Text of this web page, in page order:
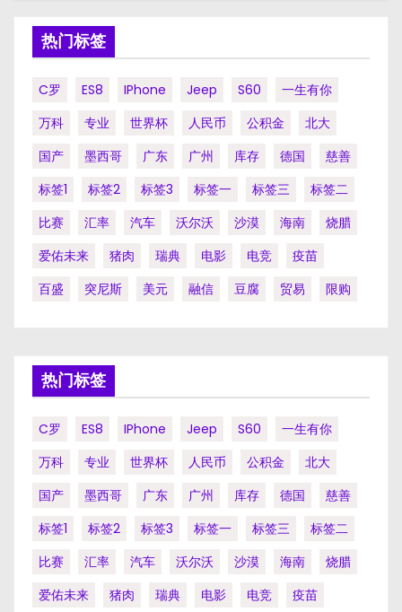
热门标签
C罗 ES8 IPhone Jeep S60
一生有你
万科
专业 世界杯 人民币 公积金
北大
国产
墨西哥 广东 广州 库存 德国
慈善
标签1
标签2 标签3 标签一 标签三
标签二
比赛
汇率 汽车 沃尔沃 沙漠 海南
烧腊
爱佑未来
猪肉 瑞典 电影 电竞
疫苗
百盛
突尼斯 美元 融信 豆腐 贸易 限购
热门标签
C罗 ES8 IPhone Jeep S60
一生有你
万科
专业 世界杯 人民币 公积金
北大
国产
墨西哥 广东 广州 库存 德国
慈善
标签1
标签2 标签3 标签一 标签三
标签二
比赛
汇率 汽车 沃尔沃 沙漠 海南
烧腊
爱佑未来
猪肉 瑞典 电影 电竞
疫苗